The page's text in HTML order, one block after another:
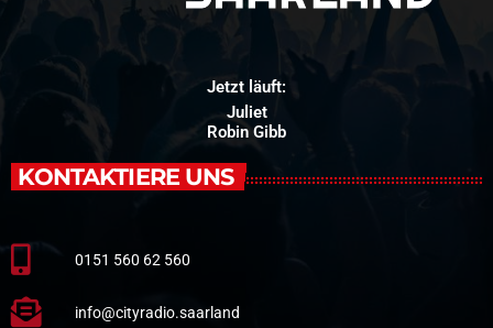
Jetzt läuft:
Juliet
Robin Gibb
KONTAKTIERE UNS
0151 560 62 560
info@cityradio.saarland